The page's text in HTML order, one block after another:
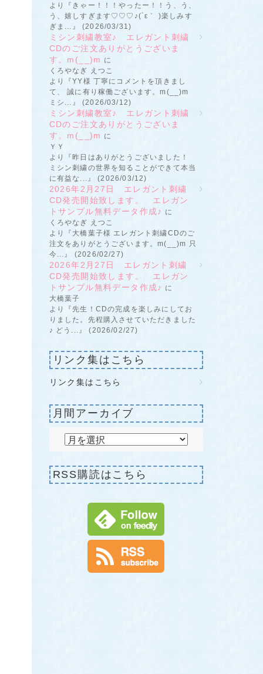
より『きゃー！！！やったー！！う、う、
う、嬉しすぎます♡♡♡♪(´ε｀ )楽しみす
ぎま...』 (2026/03/31)
ミシン刺繍教室♪ エレガント刺繍
CDのご注文ありがとうございま
す。m(__)m に
くろやなぎ えつこ
より『YY様 丁寧にコメントを頂きまし
て、 誠に有り稼働ございます。m(__)m
ミシ...』 (2026/03/12)
ミシン刺繍教室♪ エレガント刺繍
CDのご注文ありがとうございま
す。m(__)m に
ＹＹ
より『昨日はありがとうございました！
ミシン刺繍の世界を知ることができて本当
に有益な...』 (2026/03/12)
2026年2月27日 エレガント刺繍
CD発売開始致します。 エレガン
トサンプル無料データ作成♪ に
くろやなぎ えつこ
より『大橋葉子様 エレガント刺繍CDのご
注文をありがとうございます。m(__)m 只
今...』 (2026/02/27)
2026年2月27日 エレガント刺繍
CD発売開始致します。 エレガン
トサンプル無料データ作成♪ に
大橋葉子
より『先生！CDの完成を楽しみにしてお
りました。先程購入させていただきました
♪ どう...』 (2026/02/27)
リンク集はこちら
リンク集はこちら
月間アーカイブ
RSS購読はこちら